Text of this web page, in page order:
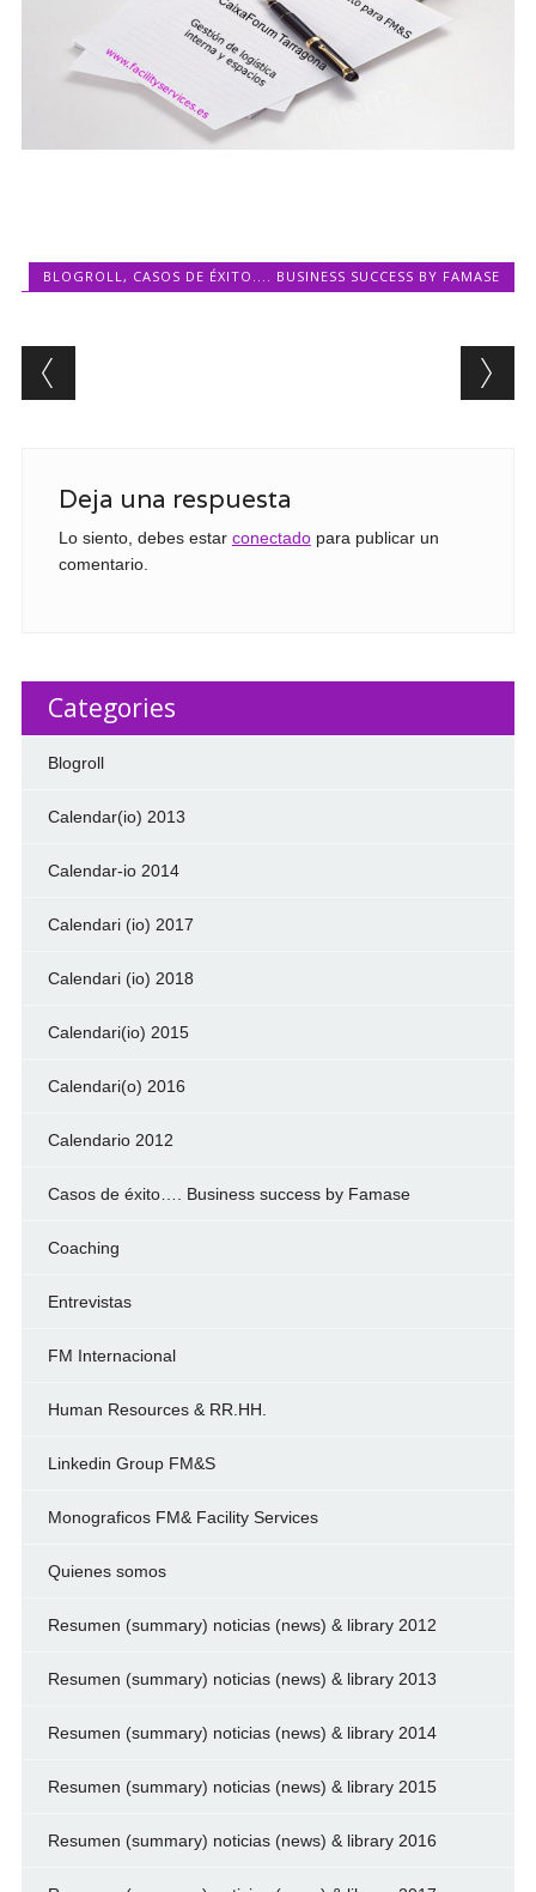
BLOGROLL, CASOS DE ÉXITO.... BUSINESS SUCCESS BY FAMASE
Post navigation
Deja una respuesta
Lo siento, debes estar conectadopara publicar un
comentario.
Categories
Blogroll
Calendar(io) 2013
Calendar-io 2014
Calendari (io) 2017
Calendari (io) 2018
Calendari(io) 2015
Calendari(o) 2016
Calendario 2012
Casos de éxito…. Business success by Famase
Coaching
Entrevistas
FM Internacional
Human Resources & RR.HH.
Linkedin Group FM&S
Monograficos FM& Facility Services
Quienes somos
Resumen (summary) noticias (news) & library 2012
Resumen (summary) noticias (news) & library 2013
Resumen (summary) noticias (news) & library 2014
Resumen (summary) noticias (news) & library 2015
Resumen (summary) noticias (news) & library 2016